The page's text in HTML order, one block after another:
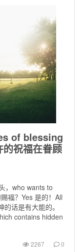
of blessing
祝福在眷顾
，who wants to
福？Yes 是的！All
话是有大能的。
contains hidden
2267 0